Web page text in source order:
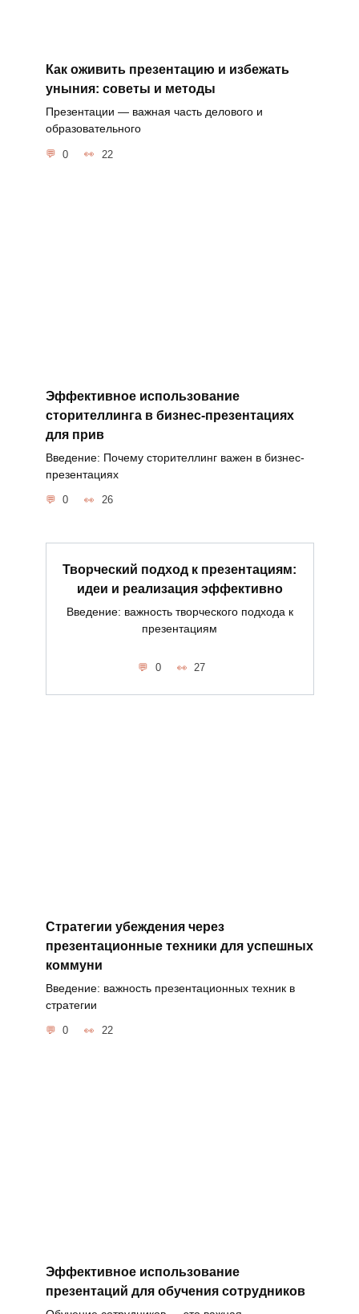
Как оживить презентацию и избежать
уныния: советы и методы
Презентации — важная часть делового и
образовательного
0 22
Эффективное использование
сторителлинга в бизнес-презентациях
для прив
Введение: Почему сторителлинг важен в бизнес-
презентациях
0 26
Творческий подход к презентациям:
идеи и реализация эффективно
Введение: важность творческого подхода к
презентациям
0 27
Стратегии убеждения через
презентационные техники для успешных
коммуни
Введение: важность презентационных техник в
стратегии
0 22
Эффективное использование
презентаций для обучения сотрудников